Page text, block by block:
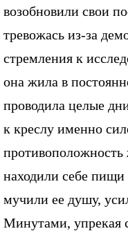
возобновили свои
тревожась из-за
стремления к
она жила в
проводила целые
к креслу именно
находили себе пищи
мучили ее душу,
Минутами, упрекая